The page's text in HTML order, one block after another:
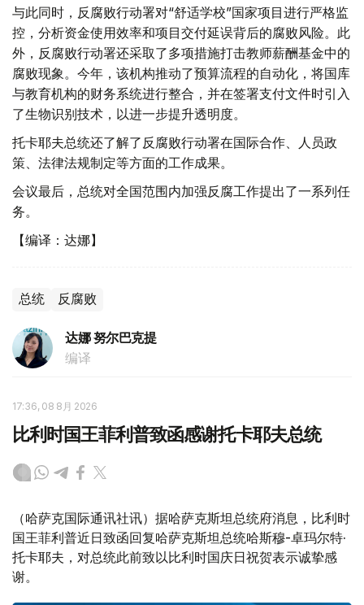
与此同时，反腐败行动署对“舒适学校”国家项目进行严格监
控，分析资金使用效率和项目交付延误背后的腐败风险。此
外，反腐败行动署还采取了多项措施打击教师薪酬基金中的
腐败现象。今年，该机构推动了预算流程的自动化，将国库
与教育机构的财务系统进行整合，并在签署支付文件时引入
了生物识别技术，以进一步提升透明度。
托卡耶夫总统还了解了反腐败行动署在国际合作、人员政
策、法律法规制定等方面的工作成果。
会议最后，总统对全国范围内加强反腐工作提出了一系列任
务。
【编译：达娜】
总统 反腐败
达娜 努尔巴克提
编译
17:36, 08 8月 2026
比利时国王菲利普致函感谢托卡耶夫总统
（哈萨克国际通讯社讯）据哈萨克斯坦总统府消息，比利时
国王菲利普近日致函回复哈萨克斯坦总统哈斯穆-卓玛尔特·
托卡耶夫，对总统此前致以比利时国庆日祝贺表示诚挚感
谢。